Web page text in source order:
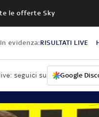
le offerte Sky
In evidenza:RISULTATI LIVE
seguici su Google